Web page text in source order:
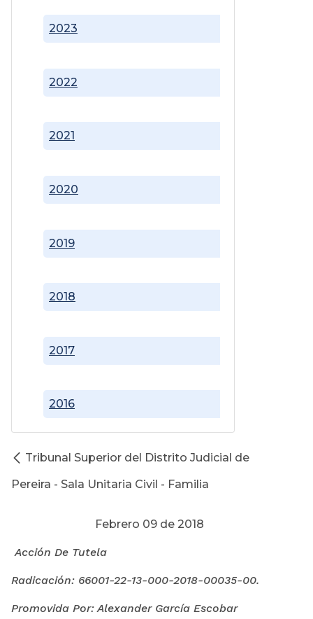
2016
2017
2018
2019
2020
2021
2022
2023
Tribunal Superior del Distrito Judicial de
Pereira - Sala Unitaria Civil - Familia
Febrero 09 de 2018
Acción De Tutela
Radicación: 66001-22-13-000-2018-00035-00.
Promovida Por: Alexander García Escobar